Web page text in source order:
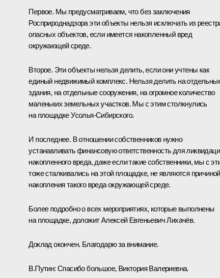
Первое. Мы предусматриваем, что без заключения
Росприроднадзора эти объекты нельзя исключать из
опасных объектов, если имеется накопленный вред
окружающей среде.
Второе. Эти объекты нельзя делить, если они учтены как
единый недвижимый комплекс. Нельзя делить на
здания, на отдельные сооружения, на огромное количество
маленьких земельных участков. Мы с этим столкнулись
на площадке Усолья-Сибирского.
И последнее. В отношении собственников нужно
устанавливать финансовую ответственность для
накопленного вреда, даже если такие собственники, мы с
тоже сталкивались на этой площадке, не являются причиной
накопления такого вреда окружающей среде.
Более подробно о всех мероприятиях, которые выполнены
на площадке, доложит Алексей Евгеньевич Лихачёв.
Доклад окончен. Благодарю за внимание.
В.Путин: Спасибо большое, Виктория Валериевна.